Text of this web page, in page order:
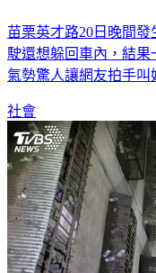
苗栗英才路20日晚間
駛還想躲回車內，結果
氣勢驚人讓網友拍手叫
社會